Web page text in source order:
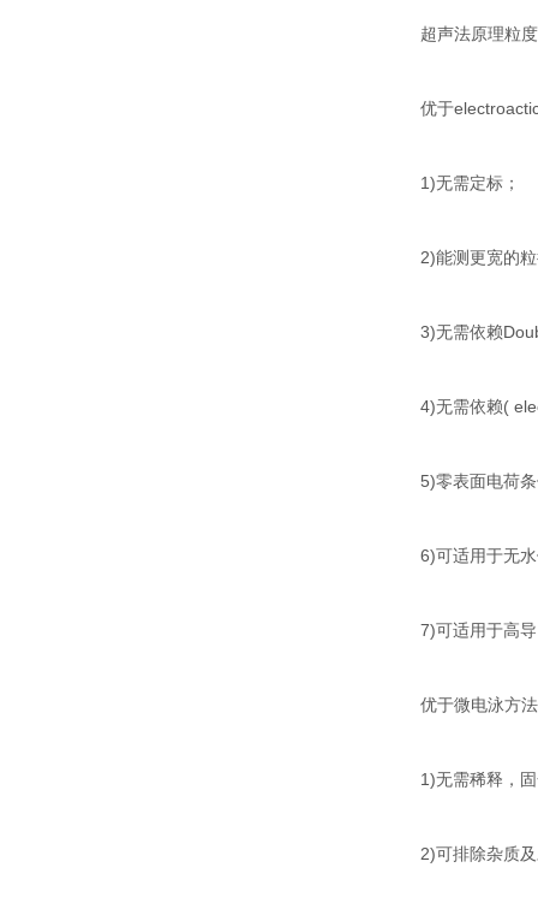
超声法原理粒
优于
1)无需定标；
2)能测更宽的
3)无需依赖
4)无需依赖(
5)零表面电荷
6)可适用于无
7)可适用于高
优于微电泳方
1)无需稀释，
2)可排除杂质